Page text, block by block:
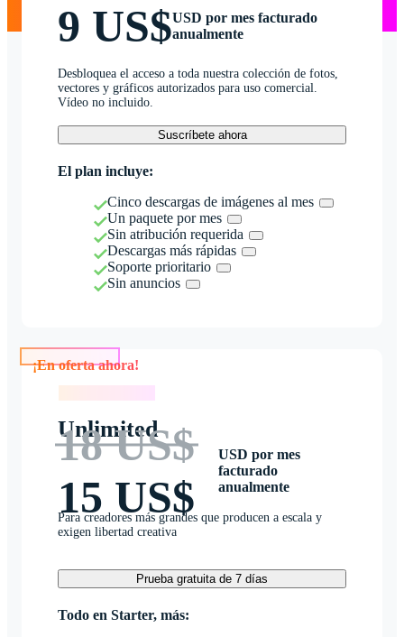
9 US$USD por mes facturado
anualmente
Desbloquea el acceso a toda nuestra colección de fotos,
vectores y gráficos autorizados para uso comercial.
Vídeo no incluido.
Suscríbete ahora
El plan incluye:
Cinco descargas de imágenes al mes
Un paquete por mes
Sin atribución requerida
Descargas más rápidas
Soporte prioritario
Sin anuncios
Unlimited
18 US$
15 US$
USD por mes
facturado
anualmente
Para creadores más grandes que producen a escala y
exigen libertad creativa
Prueba gratuita de 7 días
Todo en Starter, más: